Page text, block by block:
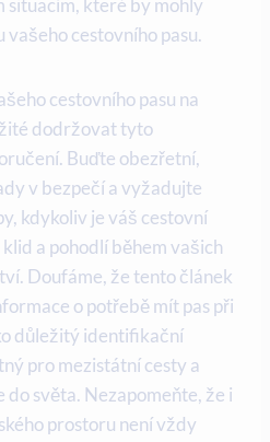
situacím, které by mohly
cestovního pasu.
cestovního pasu na
dodržovat tyto
Buďte obezřetní,
v bezpečí a vyžadujte
kdykoliv je váš cestovní
a pohodlí během vašich
Doufáme, že tento článek
o potřebě mít pas při
důležitý identifikační
pro mezistátní cesty a
světa. Nezapomeňte, že i
prostoru není vždy